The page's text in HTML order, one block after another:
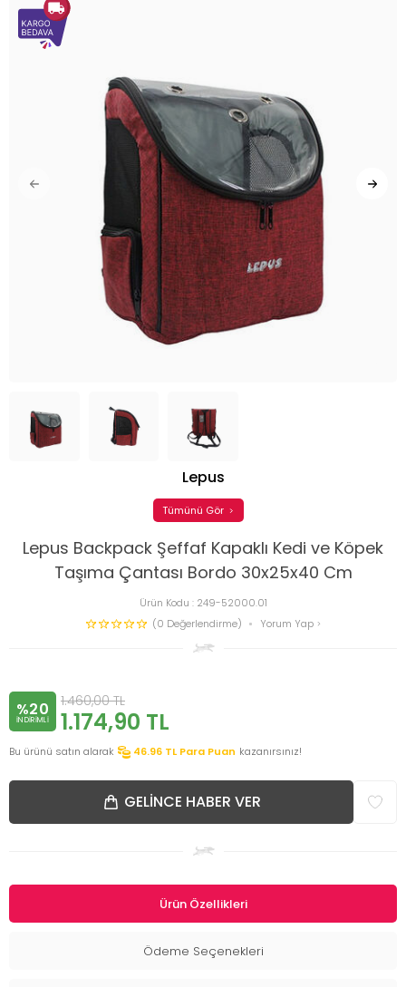
Lepus Backpack Şeffaf Kapaklı Kedi ve Köpek
Taşıma Çantası Bordo 30x25x40 Cm
Ürün Kodu : 249-52000.01
(0 Değerlendirme)
Yorum Yap
Lepus
Tümünü Gör
%20
INDIRIMLI
1.460,00TL
1.174,90 TL
Bu ürünü satın alarak 46.96 TL Para Puan kazanırsınız!
GELINCE HABER VER
Ürün Özellikleri
Ödeme Seçenekleri